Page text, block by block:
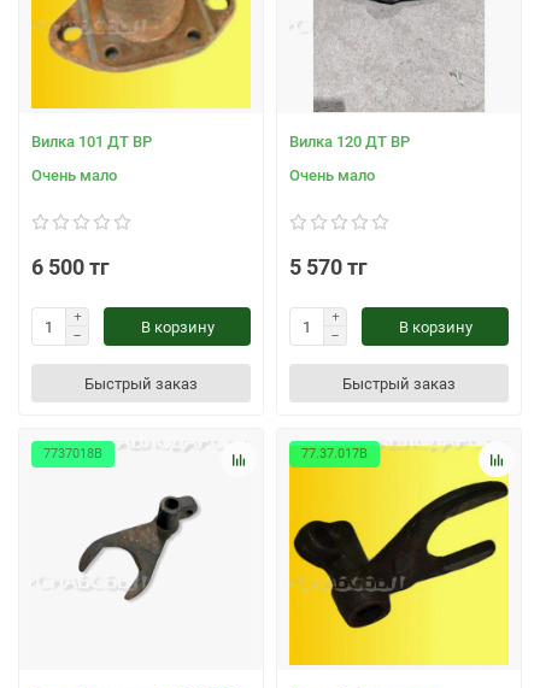
Вилка 101 ДТ ВР
Очень мало
6 500 тг
В корзину
Быстрый заказ
Вилка 120 ДТ ВР
Очень мало
5 570 тг
В корзину
Быстрый заказ
7737018В 77.37.017В